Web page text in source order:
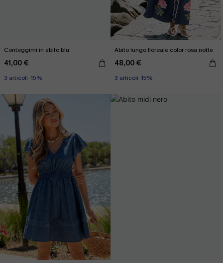
Conteggimi in abito blu
41,00 €
3 articoli -15%
Abito lungo floreale color rosa notte
48,00 €
3 articoli -15%